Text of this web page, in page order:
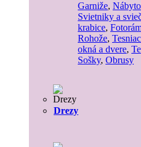
Garniže,
Svietniky a
krabice,
Rohože,
okná a dvere,
Sošky, Obrusy
Drezy